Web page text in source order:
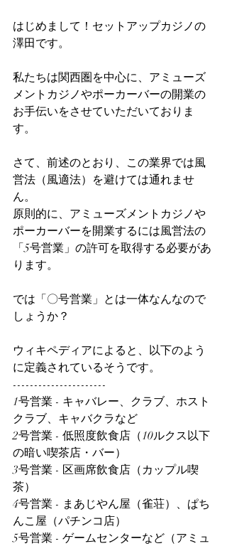
はじめまして！セットアップカジノの
澤田です。
私たちは関西圏を中心に、アミューズ
メントカジノやポーカーバーの開業の
お手伝いをさせていただいておりま
す。
さて、前述のとおり、この業界では風
営法（風適法）を避けては通れませ
ん。
原則的に、アミューズメントカジノや
ポーカーバーを開業するには風営法の
「5号営業」の許可を取得する必要があ
ります。
では「〇号営業」とは一体なんなので
しょうか？
ウィキペディアによると、以下のよう
に定義されているそうです。
----------------------
1号営業 - キャバレー、クラブ、ホスト
クラブ、キャバクラなど
2号営業 - 低照度飲食店（10ルクス以下
の暗い喫茶店・バー）
3号営業 - 区画席飲食店（カップル喫
茶）
4号営業 - まあじやん屋（雀荘）、ぱち
んこ屋（パチンコ店）
5号営業 - ゲームセンターなど（アミュ